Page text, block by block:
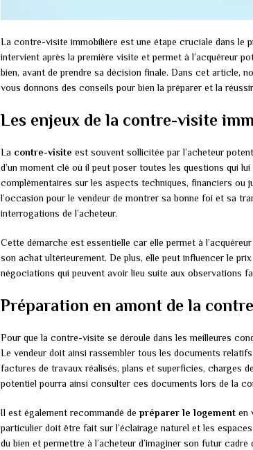
La contre-visite immobilière est une étape cruciale dans le
intervient après la première visite et permet à l’acquéreur
bien, avant de prendre sa décision finale. Dans cet article,
vous donnons des conseils pour bien la préparer et la
Les enjeux de la contre-visite
La contre-visite est souvent sollicitée par l’acheteur
d’un moment clé où il peut poser toutes les questions qui
complémentaires sur les aspects techniques, financiers ou
l’occasion pour le vendeur de montrer sa bonne foi et sa
interrogations de l’acheteur.
Cette démarche est essentielle car elle permet à
son achat ultérieurement. De plus, elle peut influencer le
négociations qui peuvent avoir lieu suite aux observations
Préparation en amont de la
Pour que la contre-visite se déroule dans les meilleures
Le vendeur doit ainsi rassembler tous les documents
factures de travaux réalisés, plans et superficies, charges
potentiel pourra ainsi consulter ces documents lors de la
Il est également recommandé de préparer le logement en
particulier doit être fait sur l’éclairage naturel et les
du bien et permettre à l’acheteur d’imaginer son futur cadre